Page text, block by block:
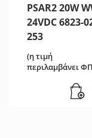
PSAR2 20W
24VDC 6823-
253
(η τιμή
περιλαμβάνει